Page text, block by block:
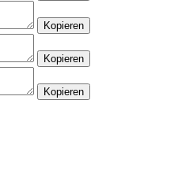
Kopieren
Kopieren
Kopieren